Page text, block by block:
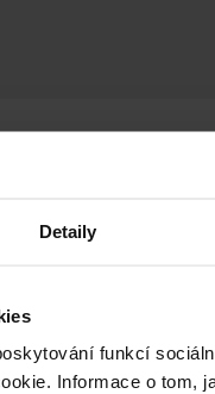
Detaily
funkcí
Informace o tom,
Trade
arbitráže, M&A
v mezinárodním
lokální skupinou ELSA
18:17